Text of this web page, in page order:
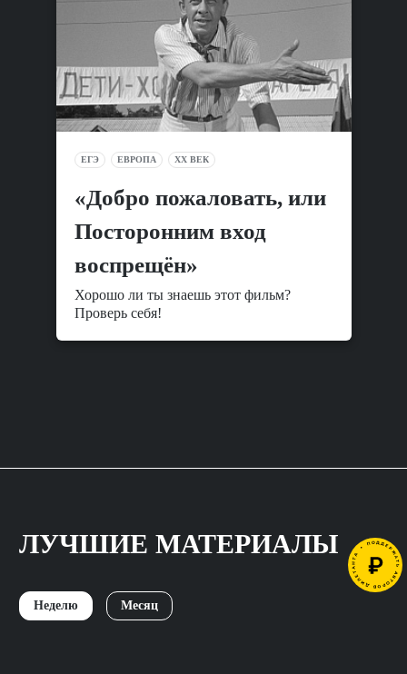
ЕГЭ ЕВРОПА XX ВЕК
«Добро пожаловать, или
Посторонним вход
воспрещён»
Хорошо ли ты знаешь этот фильм?
Проверь себя!
ЛУЧШИЕ МАТЕРИАЛЫ
Неделю Месяц